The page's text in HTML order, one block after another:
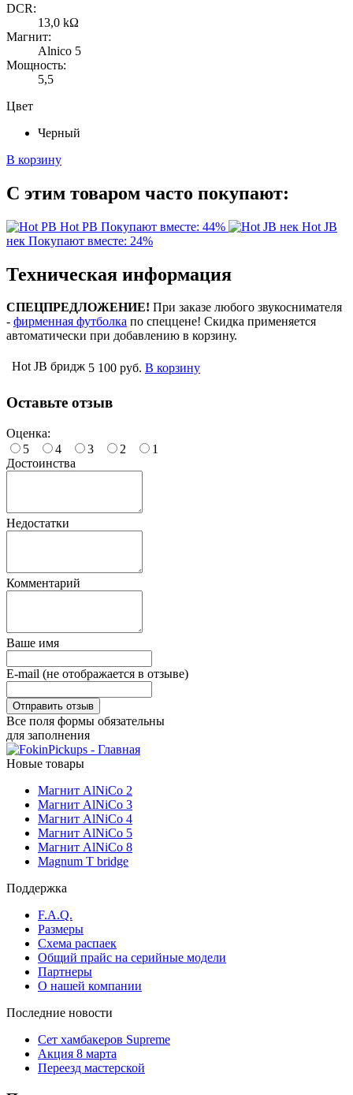
DCR:
13,0 kΩ
Магнит:
Alnico 5
Мощность:
5,5
Цвет
Черный
В корзину
С этим товаром часто покупают:
Hot PB Покупают вместе: 44%
Hot JB
нек Покупают вместе: 24%
Техническая информация
СПЕЦПРЕДЛОЖЕНИЕ! При заказе любого звукоснимателя
- фирменная футболка по спеццене! Скидка применяется
автоматически при добавлению в корзину.
Hot JB бридж 5 100 руб. В корзину
Оставьте отзыв
Оценка:
5
4 3 2
1
Достоинства
Недостатки
Комментарий
Ваше имя
E-mail (не отображается в отзыве)
Все поля формы обязательны
для заполнения
Новые товары
Магнит AlNiCo 2
Магнит AlNiCo 3
Магнит AlNiCo 4
Магнит AlNiCo 5
Магнит AlNiCo 8
Magnum T bridge
Поддержка
F.A.Q.
Размеры
Схема распаек
Общий прайс на серийные модели
Партнеры
О нашей компании
Последние новости
Сет хамбакеров Supreme
Акция 8 марта
Переезд мастерской